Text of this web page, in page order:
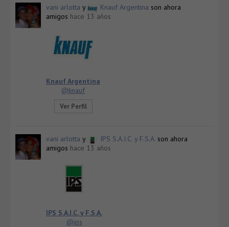
vani arlotta y Knauf Argentina son ahora
amigos hace 13 años
Knauf Argentina
@knauf
Ver Perfil
vani arlotta y IPS S.A.I.C. y F.S.A. son ahora
amigos hace 13 años
IPS S.A.I.C. y F.S.A.
@ips